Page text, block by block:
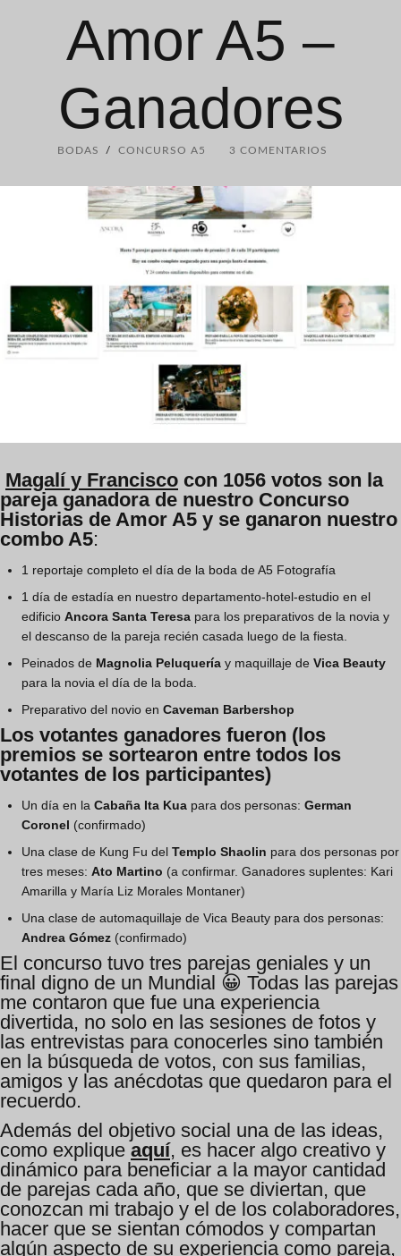
Amor A5 –
Ganadores
BODAS / CONCURSO A5 3 COMENTARIOS
Magalí y Francisco con 1056 votos son la
pareja ganadora de nuestro Concurso
Historias de Amor A5 y se ganaron nuestro
combo A5:
1 reportaje completo el día de la boda de A5 Fotografía
1 día de estadía en nuestro departamento-hotel-estudio en el
edificio Ancora Santa Teresa para los preparativos de la novia y
el descanso de la pareja recién casada luego de la fiesta.
Peinados de Magnolia Peluquería y maquillaje de Vica Beauty
para la novia el día de la boda.
Preparativo del novio en Caveman Barbershop
Los votantes ganadores fueron (los
premios se sortearon entre todos los
votantes de los participantes)
Un día en la Cabaña Ita Kua para dos personas: German
Coronel (confirmado)
Una clase de Kung Fu del Templo Shaolin para dos personas por
tres meses: Ato Martino (a confirmar. Ganadores suplentes: Kari
Amarilla y María Liz Morales Montaner)
Una clase de automaquillaje de Vica Beauty para dos personas:
Andrea Gómez (confirmado)
El concurso tuvo tres parejas geniales y un
final digno de un Mundial 😀 Todas las parejas
me contaron que fue una experiencia
divertida, no solo en las sesiones de fotos y
las entrevistas para conocerles sino también
en la búsqueda de votos, con sus familias,
amigos y las anécdotas que quedaron para el
recuerdo.
Además del objetivo social una de las ideas,
como explique aquí, es hacer algo creativo y
dinámico para beneficiar a la mayor cantidad
de parejas cada año, que se diviertan, que
conozcan mi trabajo y el de los colaboradores,
hacer que se sientan cómodos y compartan
algún aspecto de su experiencia como pareja,